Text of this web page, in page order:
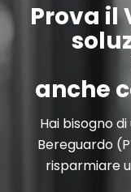
Prova il
anche
Hai bisogno
Bereguardo
risparmiare